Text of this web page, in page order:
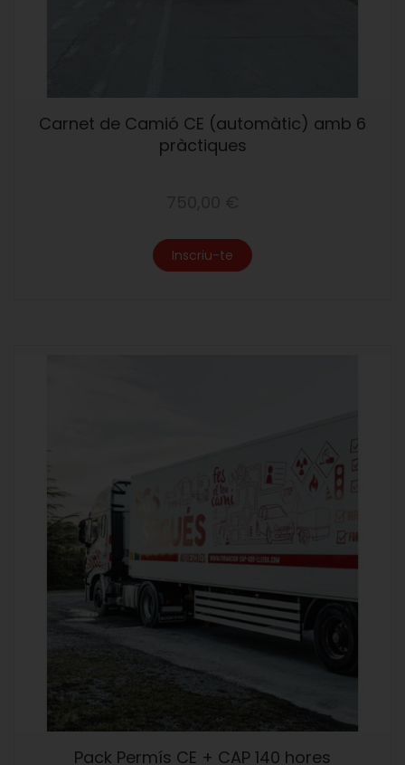
Carnet de Camió CE (automàtic) amb 6
pràctiques
Inscriu-te
Pack Permís CE + CAP 140 hores